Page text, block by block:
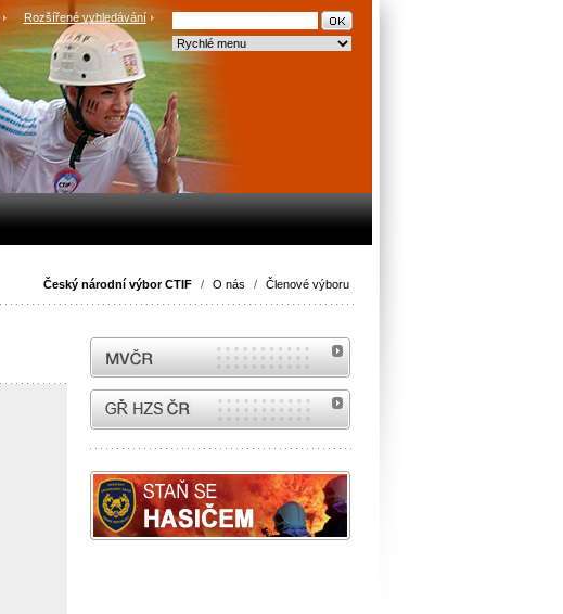
Rozšířené vyhledávání
Český národní výbor CTIF / O nás / Členové výboru
MVČR
internetové stránky Hasiči ČR